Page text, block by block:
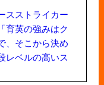
スストライカー
育英の強みはク
、そこから決め
レベルの高いス